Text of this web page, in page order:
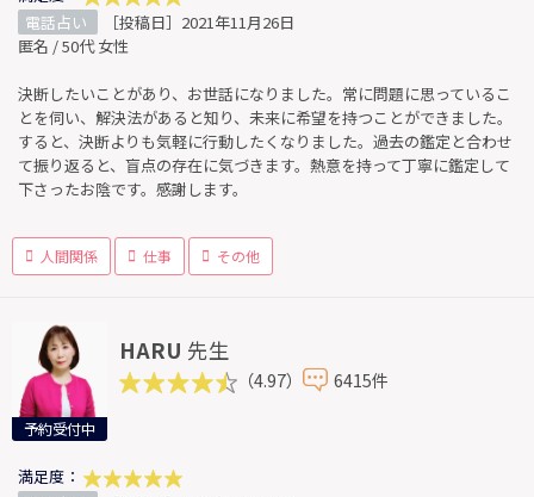
電話占い
［投稿日］2021年11月26日
匿名 / 50代 女性
決断したいことがあり、お世話になりました。常に問題に思っているこ
とを伺い、解決法があると知り、未来に希望を持つことができました。
すると、決断よりも気軽に行動したくなりました。過去の鑑定と合わせ
て振り返ると、盲点の存在に気づきます。熱意を持って丁寧に鑑定して
下さったお陰です。感謝します。
人間関係 仕事 その他
予約受付中
HARU 先生
（4.97） 6415件
満足度：